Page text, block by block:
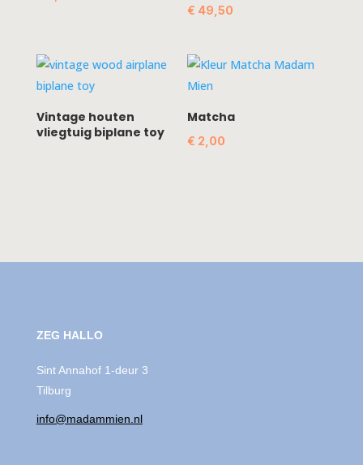
€ 49,50
Vintage houten
vliegtuig biplane toy
Matcha
€ 2,00
ZEG HALLO
Sint Annahof 1-deur 3
Tilburg
info@madammien.nl